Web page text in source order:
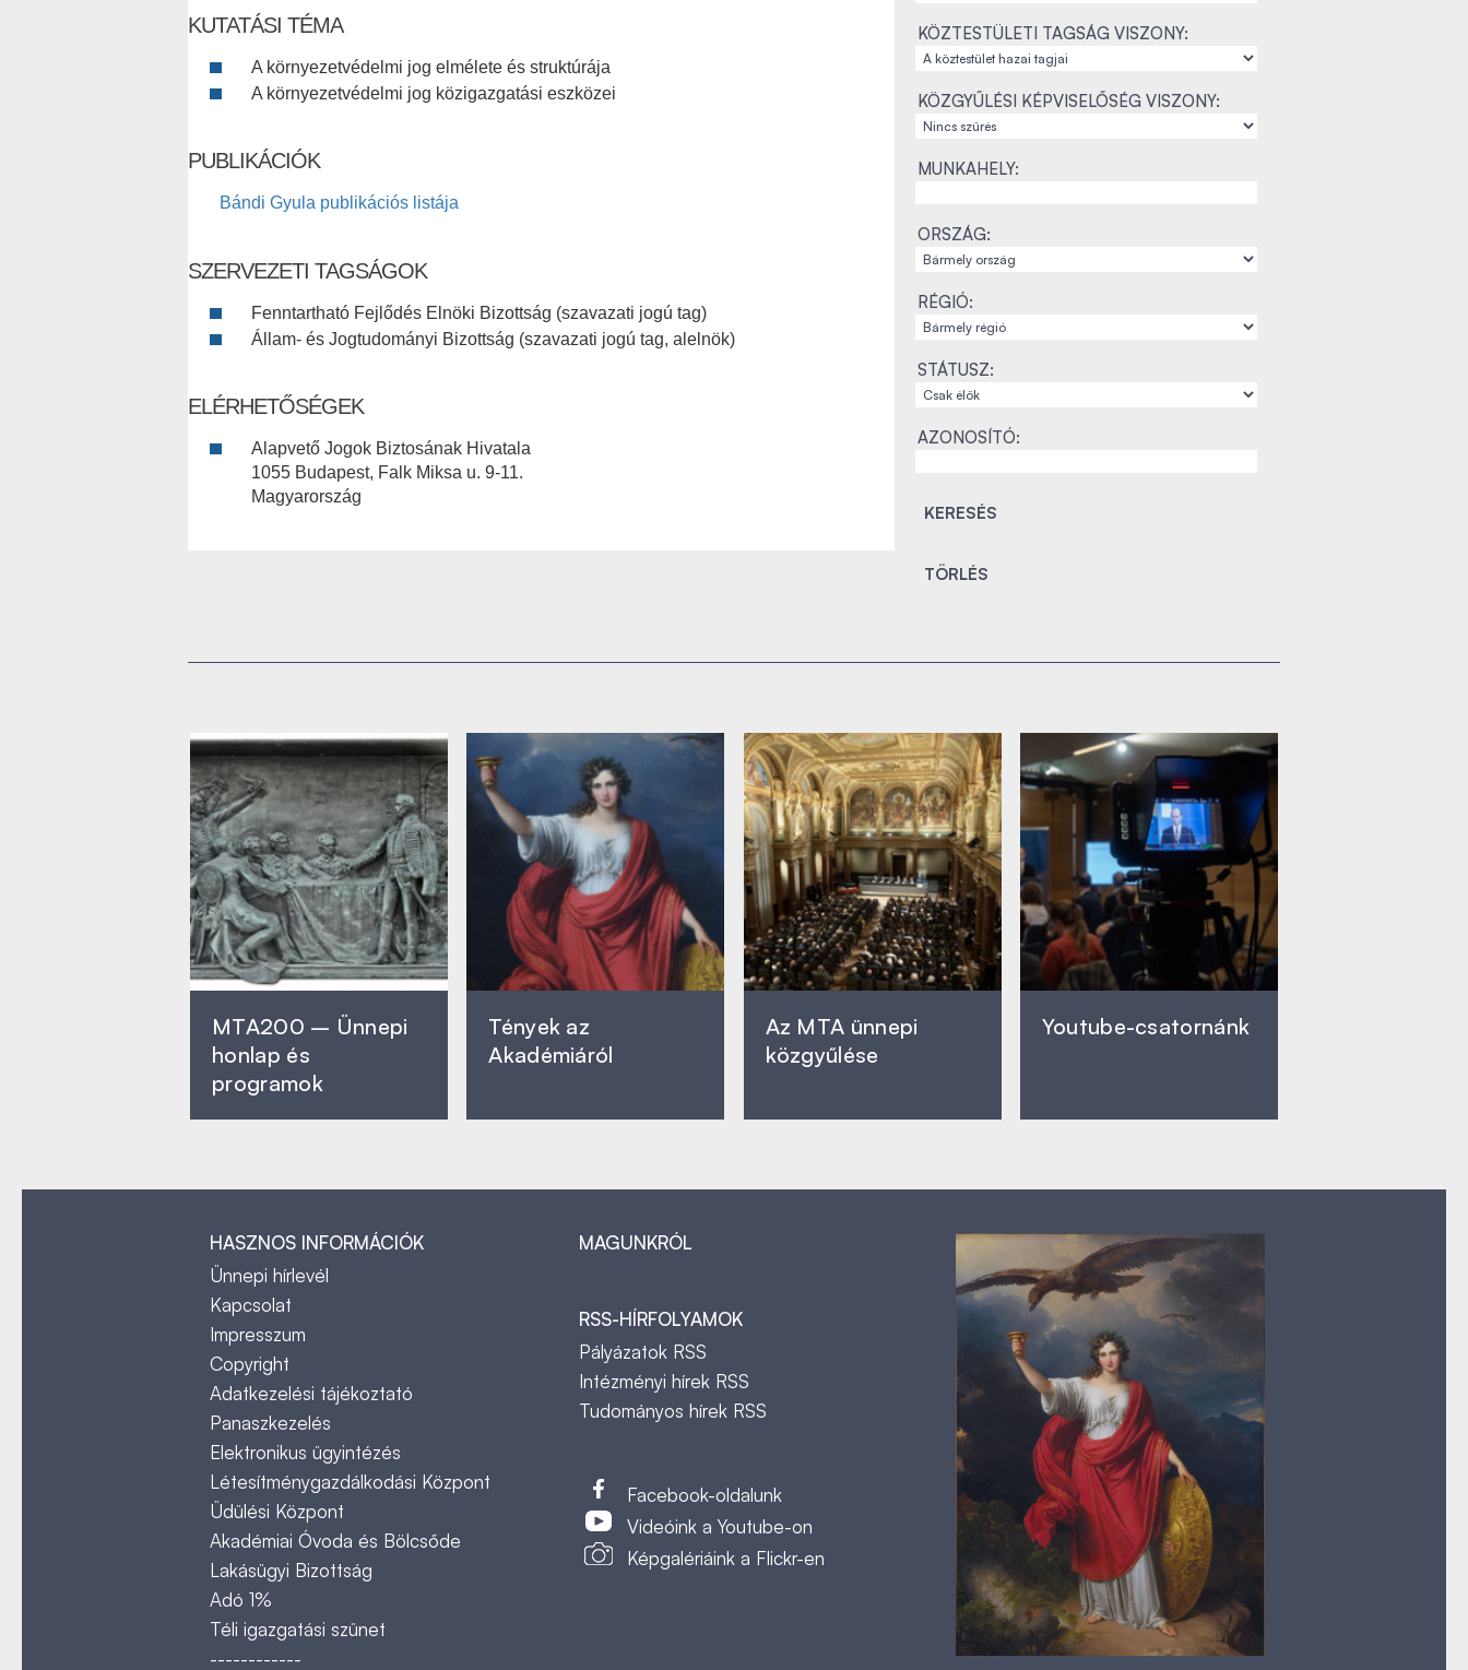
KUTATÁSI TÉMA
A környezetvédelmi jog elmélete és struktúrája
A környezetvédelmi jog közigazgatási eszközei
PUBLIKÁCIÓK
Bándi Gyula publikációs listája
SZERVEZETI TAGSÁGOK
Fenntartható Fejlődés Elnöki Bizottság (szavazati jogú tag)
Állam- és Jogtudományi Bizottság (szavazati jogú tag, alelnök)
ELÉRHETŐSÉGEK
Alapvető Jogok Biztosának Hivatala
1055 Budapest, Falk Miksa u. 9-11.
Magyarország
KÖZTESTÜLETI TAGSÁG VISZONY:
KÖZGYŰLÉSI KÉPVISELŐSÉG VISZONY:
MUNKAHELY:
ORSZÁG:
RÉGIÓ:
STÁTUSZ:
AZONOSÍTÓ:
MTA200 – Ünnepi
honlap és
programok
Tények az
Akadémiáról
Az MTA ünnepi
közgyűlése
Youtube-csatornánk
HASZNOS INFORMÁCIÓK
Ünnepi hírlevél
Kapcsolat
Impresszum
Copyright
Adatkezelési tájékoztató
Panaszkezelés
Elektronikus ügyintézés
Létesítménygazdálkodási Központ
Üdülési Központ
Akadémiai Óvoda és Bölcsőde
Lakásügyi Bizottság
Adó 1%
Téli igazgatási szünet
------------
MAGUNKRÓL
RSS-HÍRFOLYAMOK
Pályázatok RSS
Intézményi hírek RSS
Tudományos hírek RSS
Facebook-oldalunk
Videóink a Youtube-on
Képgalériáink a Flickr-en